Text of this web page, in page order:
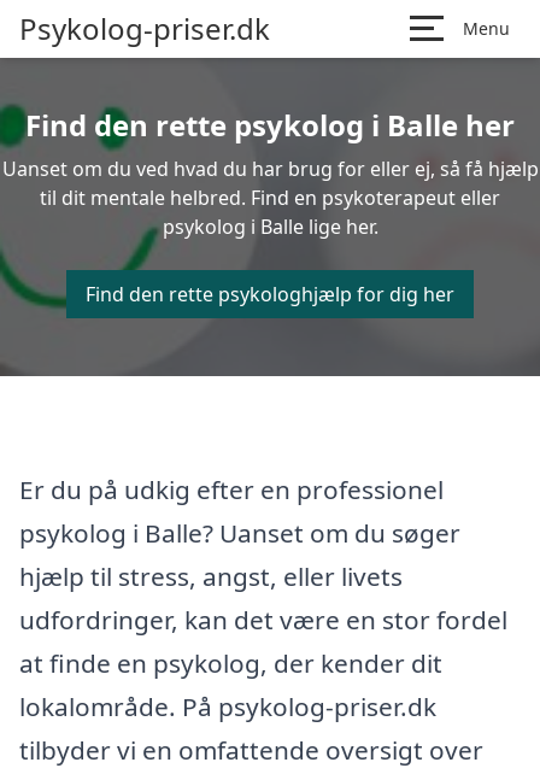
Psykolog-priser.dk Menu
Find den rette psykolog i Balle her
Uanset om du ved hvad du har brug for eller ej, så få hjælp
til dit mentale helbred. Find en psykoterapeut eller
psykolog i Balle lige her.
Find den rette psykologhjælp for dig her
Er du på udkig efter en professionel
psykolog i Balle? Uanset om du søger
hjælp til stress, angst, eller livets
udfordringer, kan det være en stor fordel
at finde en psykolog, der kender dit
lokalområde. På psykolog-priser.dk
tilbyder vi en omfattende oversigt over